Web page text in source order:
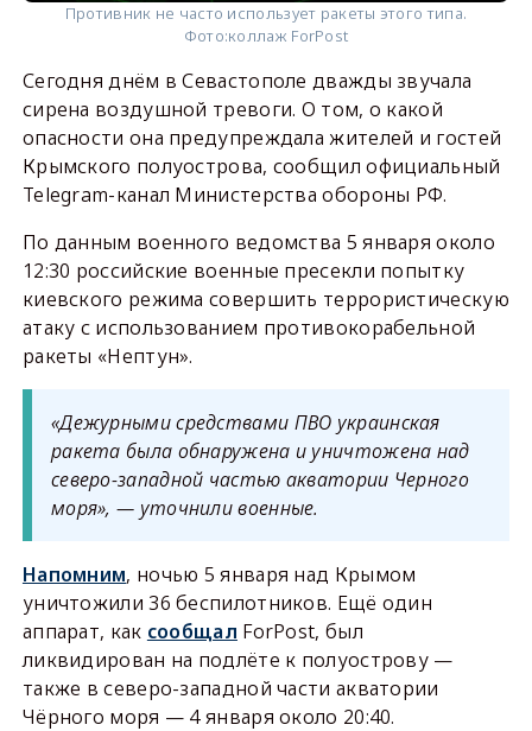
Противник не часто использует ракеты этого типа.
Фото:коллаж ForPost
Сегодня днём в Севастополе дважды звучала
сирена воздушной тревоги. О том, о какой
опасности она предупреждала жителей и гостей
Крымского полуострова, сообщил официальный
Telegram-канал Министерства обороны РФ.
По данным военного ведомства 5 января около
12:30 российские военные пресекли попытку
киевского режима совершить террористическую
атаку с использованием противокорабельной
ракеты «Нептун».
«Дежурными средствами ПВО украинская
ракета была обнаружена и уничтожена над
северо-западной частью акватории Черного
моря», — уточнили военные.
Напомним, ночью 5 января над Крымом
уничтожили 36 беспилотников. Ещё один
аппарат, как сообщал ForPost, был
ликвидирован на подлёте к полуострову —
также в северо-западной части акватории
Чёрного моря — 4 января около 20:40.